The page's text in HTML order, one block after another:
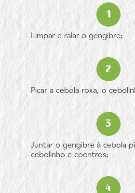
Limpar e ralar o gengibre;
Picar a cebola roxa, o
Juntar o gengibre à cebola
cebolinho e coentros;